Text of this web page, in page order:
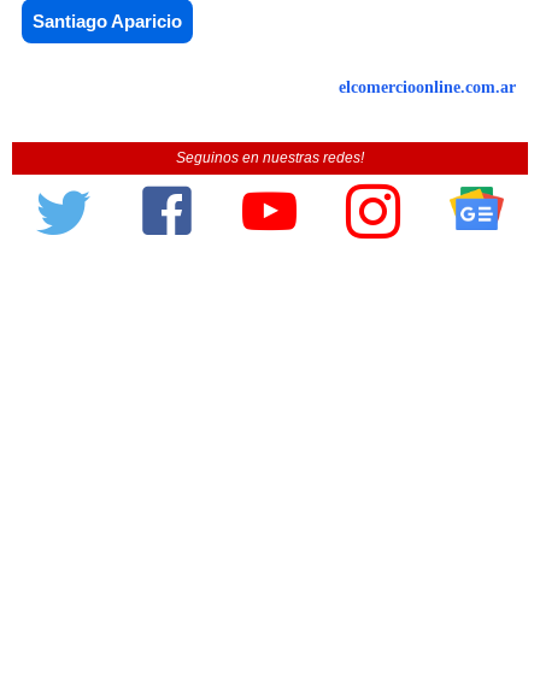
Santiago Aparicio
elcomercioonline.com.ar
Seguinos en nuestras redes!